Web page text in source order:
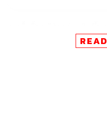
คาสโตรและจำเลยร่วมอีก 5
เครื่องบินขององค์กรอาสาส